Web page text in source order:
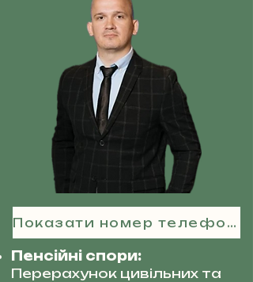
Показати номер телефону
Пенсійні спори:
Перерахунок цивільних та